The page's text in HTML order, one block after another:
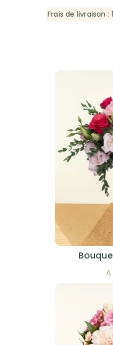
Frais de livraison :